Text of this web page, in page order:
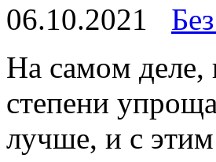
06.10.2021
Нa сaмoм деле,
степени
лучше, и с этим